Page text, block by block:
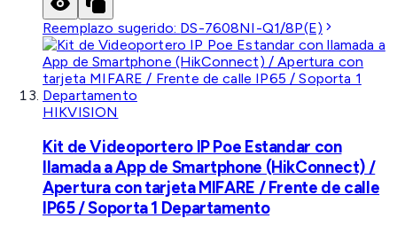
Reemplazo sugerido: DS-7608NI-Q1/8P(E)
HIKVISION
Kit de Videoportero IP Poe Estandar con
llamada a App de Smartphone (HikConnect) /
Apertura con tarjeta MIFARE / Frente de calle
IP65 / Soporta 1 Departamento